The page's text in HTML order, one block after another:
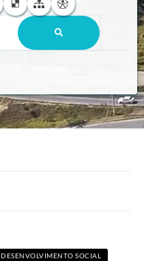
DESENVOLVIMENTO SOCIAL